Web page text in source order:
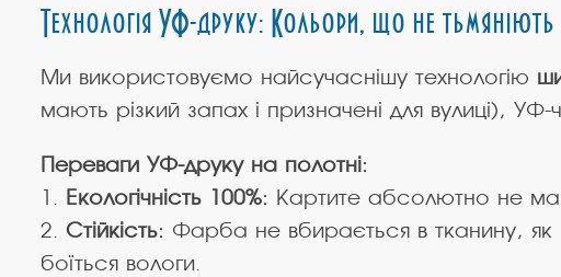
Технологія УФ-друку: Кольори, що не тьмяніють
Ми використовуємо найсучаснішу технологію
мають різкий запах і призначені для вулиці),
Переваги УФ-друку на полотні:
1.
Екологічність 100%:
Картите абсолютно не
2. Стійкість: Фарба не вбирається в тканину,
боїться вологи.